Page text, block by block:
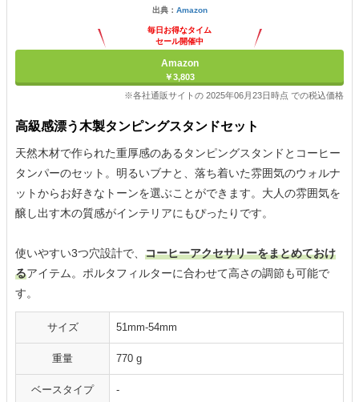
出典： Amazon
毎日お得なタイム
セール開催中
Amazon
￥3,803
※各社通販サイトの 2025年06月23日時点 での税込価格
高級感漂う木製タンピングスタンドセット
天然木材で作られた重厚感のあるタンピングスタンドとコーヒー
タンパーのセット。明るいブナと、落ち着いた雰囲気のウォルナ
ットからお好きなトーンを選ぶことができます。大人の雰囲気を
醸し出す木の質感がインテリアにもぴったりです。
使いやすい3つ穴設計で、 コーヒーアクセサリーをまとめておけ
るアイテム。ポルタフィルターに合わせて高さの調節も可能で
す。
サイズ 51mm-54mm
重量 770 g
ベースタイプ -